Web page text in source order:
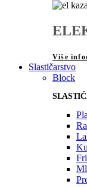
Više
Slastičarstvo
Block